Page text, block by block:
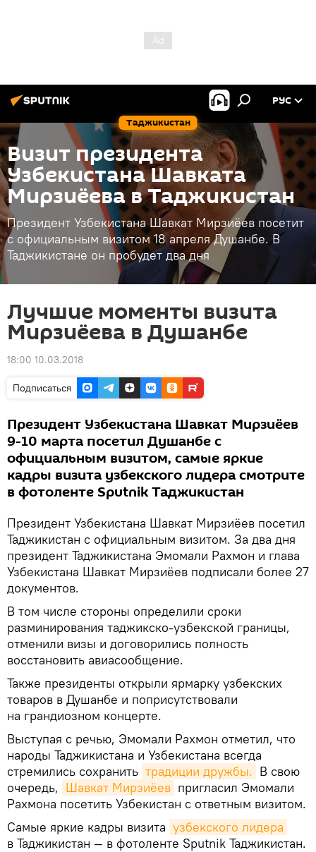
Таджикистан
РУС
Визит президента
Узбекистана Шавката
Мирзиёева в Таджикистан
Президент Узбекистана Шавкат Мирзиёев посетит
с официальным визитом 18 апреля Душанбе. В
Таджикистане он пробудет два дня
Лучшие моменты визита
Мирзиёева в Душанбе
18:00 10.03.2018
Подписаться
Президент Узбекистана Шавкат Мирзиёев
9-10 марта посетил Душанбе с
официальным визитом, самые яркие
кадры визита узбекского лидера смотрите
в фотоленте Sputnik Таджикистан
Президент Узбекистана Шавкат Мирзиёев посетил
Таджикистан с официальным визитом. За два дня
президент Таджикистана Эмомали Рахмон и глава
Узбекистана Шавкат Мирзиёев подписали более 27
документов.
В том числе стороны определили сроки
разминирования таджикско-узбекской границы,
отменили визы и договорились полность
восстановить авиасообщение.
Также президенты открыли ярмарку узбекских
товаров в Душанбе и поприсутствовали
на грандиозном концерте.
Выступая с речью, Эмомали Рахмон отметил, что
народы Таджикистана и Узбекистана всегда
стремились сохранить традиции дружбы. В свою
очередь, Шавкат Мирзиёев пригласил Эмомали
Рахмона посетить Узбекистан с ответным визитом.
Самые яркие кадры визита узбекского лидера
в Таджикистан — в фотоленте Sputnik Таджикистан.